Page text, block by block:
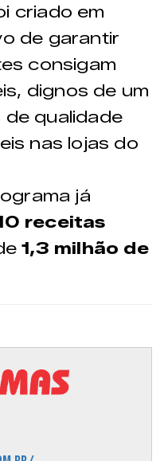
criado em
de garantir
consigam
dignos de um
de qualidade
nas lojas do
já
receitas
1,3 milhão de